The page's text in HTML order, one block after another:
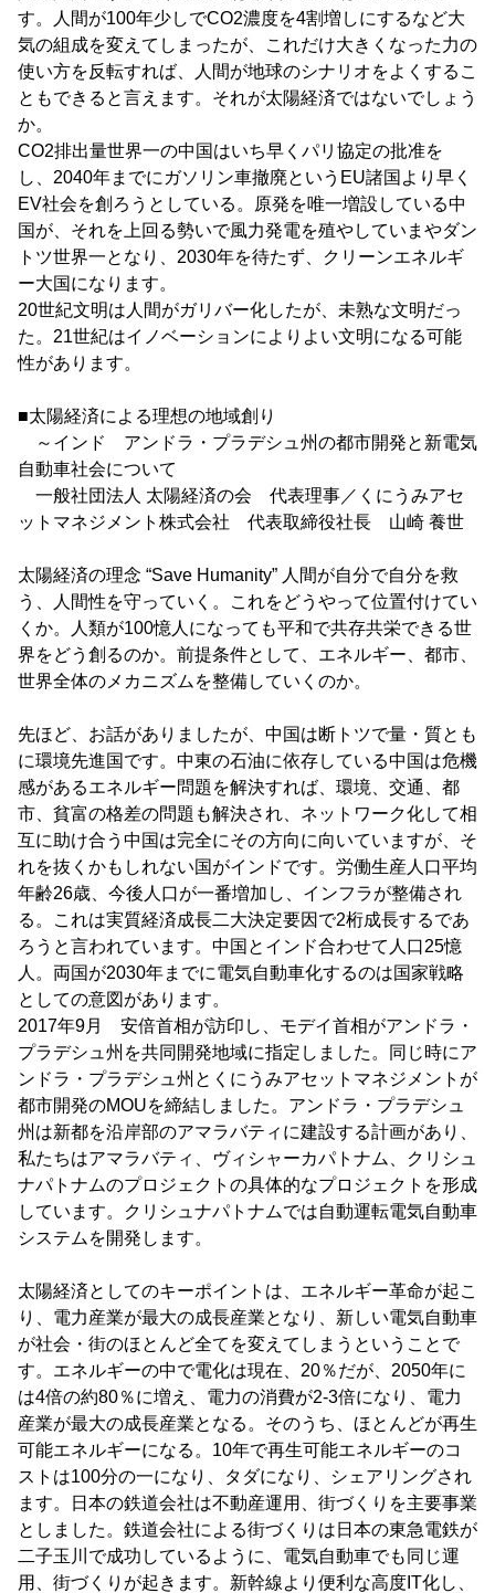
す。人間が100年少しでCO2濃度を4割増しにするなど大
気の組成を変えてしまったが、これだけ大きくなった力の
使い方を反転すれば、人間が地球のシナリオをよくするこ
ともできると言えます。それが太陽経済ではないでしょう
か。
CO2排出量世界一の中国はいち早くパリ協定の批准を
し、2040年までにガソリン車撤廃というEU諸国より早く
EV社会を創ろうとしている。原発を唯一増設している中
国が、それを上回る勢いで風力発電を殖やしていまやダン
トツ世界一となり、2030年を待たず、クリーンエネルギ
ー大国になります。
20世紀文明は人間がガリバー化したが、未熟な文明だっ
た。21世紀はイノベーションによりよい文明になる可能
性があります。
■太陽経済による理想の地域創り
～インド アンドラ・プラデシュ州の都市開発と新電気
自動車社会について
一般社団法人 太陽経済の会 代表理事／くにうみアセ
ットマネジメント株式会社 代表取締役社長 山崎 養世
太陽経済の理念 “Save Humanity” 人間が自分で自分を救
う、人間性を守っていく。これをどうやって位置付けてい
くか。人類が100憶人になっても平和で共存共栄できる世
界をどう創るのか。前提条件として、エネルギー、都市、
世界全体のメカニズムを整備していくのか。
先ほど、お話がありましたが、中国は断トツで量・質とも
に環境先進国です。中東の石油に依存している中国は危機
感があるエネルギー問題を解決すれば、環境、交通、都
市、貧富の格差の問題も解決され、ネットワーク化して相
互に助け合う中国は完全にその方向に向いていますが、そ
れを抜くかもしれない国がインドです。労働生産人口平均
年齢26歳、今後人口が一番増加し、インフラが整備され
る。これは実質経済成長二大決定要因で2桁成長するであ
ろうと言われています。中国とインド合わせて人口25憶
人。両国が2030年までに電気自動車化するのは国家戦略
としての意図があります。
2017年9月 安倍首相が訪印し、モデイ首相がアンドラ・
プラデシュ州を共同開発地域に指定しました。同じ時にア
ンドラ・プラデシュ州とくにうみアセットマネジメントが
都市開発のMOUを締結しました。アンドラ・プラデシュ
州は新都を沿岸部のアマラバティに建設する計画があり、
私たちはアマラバティ、ヴィシャーカパトナム、クリシュ
ナパトナムのプロジェクトの具体的なプロジェクトを形成
しています。クリシュナパトナムでは自動運転電気自動車
システムを開発します。
太陽経済としてのキーポイントは、エネルギー革命が起こ
り、電力産業が最大の成長産業となり、新しい電気自動車
が社会・街のほとんど全てを変えてしまうということで
す。エネルギーの中で電化は現在、20％だが、2050年に
は4倍の約80％に増え、電力の消費が2-3倍になり、電力
産業が最大の成長産業となる。そのうち、ほとんどが再生
可能エネルギーになる。10年で再生可能エネルギーのコ
ストは100分の一になり、タダになり、シェアリングされ
ます。日本の鉄道会社は不動産運用、街づくりを主要事業
としました。鉄道会社による街づくりは日本の東急電鉄が
二子玉川で成功しているように、電気自動車でも同じ運
用、街づくりが起きます。新幹線より便利な高度IT化し、